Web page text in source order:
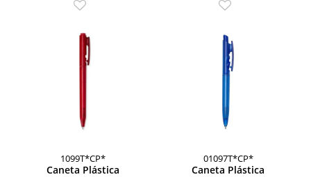
1099T*CP*
Caneta Plástica
01097T*CP*
Caneta Plástica